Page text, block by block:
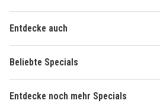
Entdecke auch
Beliebte Specials
Entdecke noch mehr Specials